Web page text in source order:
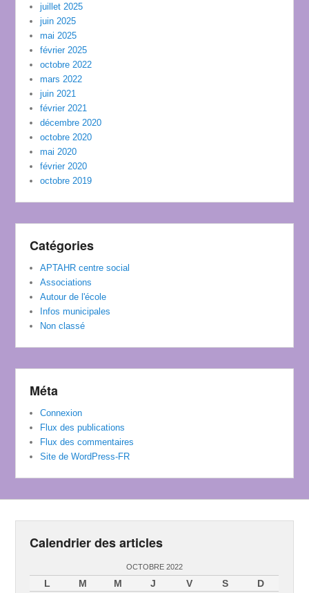
juillet 2025
juin 2025
mai 2025
février 2025
octobre 2022
mars 2022
juin 2021
février 2021
décembre 2020
octobre 2020
mai 2020
février 2020
octobre 2019
Catégories
APTAHR centre social
Associations
Autour de l'école
Infos municipales
Non classé
Méta
Connexion
Flux des publications
Flux des commentaires
Site de WordPress-FR
Calendrier des articles
OCTOBRE 2022
L M M J V S D